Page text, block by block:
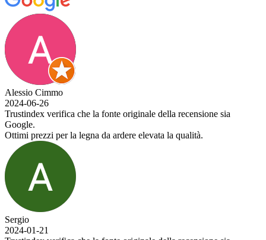
Alessio Cimmo
2024-06-26
Trustindex verifica che la fonte originale della recensione sia
Google.
Ottimi prezzi per la legna da ardere elevata la qualità.
Sergio
2024-01-21